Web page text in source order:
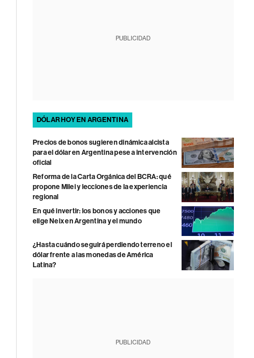
PUBLICIDAD
DÓLAR HOY EN ARGENTINA
Precios de bonos sugieren dinámica alcista
para el dólar en Argentina pese a intervención
oficial
Reforma de la Carta Orgánica del BCRA: qué
propone Milei y lecciones de la experiencia
regional
En qué invertir: los bonos y acciones que
elige Neix en Argentina y el mundo
¿Hasta cuándo seguirá perdiendo terreno el
dólar frente a las monedas de América
Latina?
PUBLICIDAD